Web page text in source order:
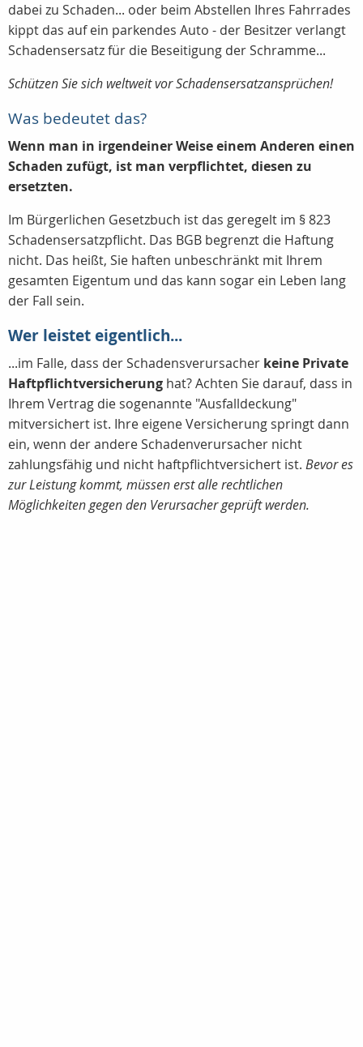
dabei zu Schaden... oder beim Abstellen Ihres Fahrrades
kippt das auf ein parkendes Auto - der Besitzer verlangt
Schadensersatz für die Beseitigung der Schramme...
Schützen Sie sich weltweit vor Schadensersatzansprüchen!
Was bedeutet das?
Wenn man in irgendeiner Weise einem Anderen einen
Schaden zufügt, ist man verpflichtet, diesen zu
ersetzten.
Im Bürgerlichen Gesetzbuch ist das geregelt im § 823
Schadensersatzpflicht. Das BGB begrenzt die Haftung
nicht. Das heißt, Sie haften unbeschränkt mit Ihrem
gesamten Eigentum und das kann sogar ein Leben lang
der Fall sein.
Wer leistet eigentlich...
...im Falle, dass der Schadensverursacher keine Private
Haftpflichtversicherung hat? Achten Sie darauf, dass in
Ihrem Vertrag die sogenannte "Ausfalldeckung"
mitversichert ist. Ihre eigene Versicherung springt dann
ein, wenn der andere Schadenverursacher nicht
zahlungsfähig und nicht haftpflichtversichert ist. Bevor es
zur Leistung kommt, müssen erst alle rechtlichen
Möglichkeiten gegen den Verursacher geprüft werden.